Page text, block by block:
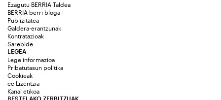
Ezagutu BERRIA Taldea
BERRIA berri bloga
Publizitatea
Galdera-erantzunak
Kontratazioak
Sarebide
LEGEA
Lege informazioa
Pribatutasun politika
Cookieak
cc Lizentzia
Kanal etikoa
BESTELAKO ZERBITZUAK